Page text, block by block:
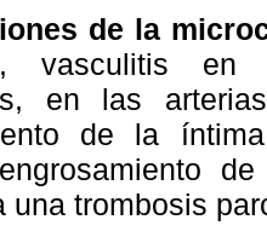
de la
vasculitis en
en las
de la
una trombosis